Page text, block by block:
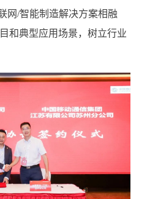
网/智能制造解决方案相融
和典型应用场景，树立行业